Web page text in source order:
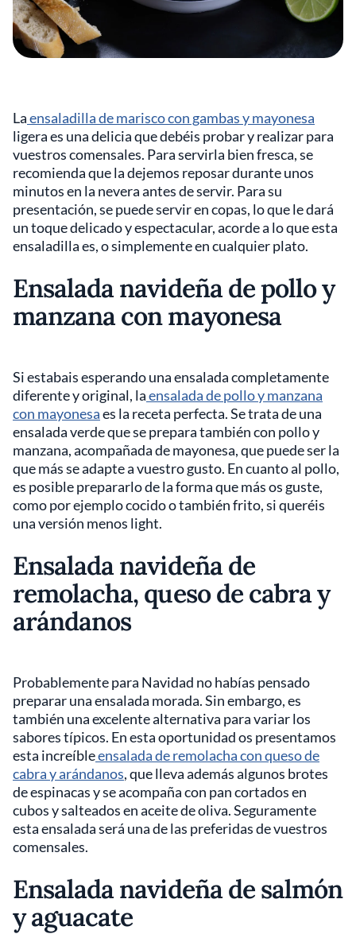
Laensaladilla de marisco con gambas y mayonesa
ligera es una delicia que debéis probar y realizar para
vuestros comensales. Para servirla bien fresca, se
recomienda que la dejemos reposar durante unos
minutos en la nevera antes de servir. Para su
presentación, se puede servir en copas, lo que le dará
un toque delicado y espectacular, acorde a lo que esta
ensaladilla es, o simplemente en cualquier plato.
Ensalada navideña de pollo y
manzana con mayonesa
Si estabais esperando una ensalada completamente
diferente y original, laensalada de pollo y manzana
con mayonesaes la receta perfecta. Se trata de una
ensalada verde que se prepara también con pollo y
manzana, acompañada de mayonesa, que puede ser la
que más se adapte a vuestro gusto. En cuanto al pollo,
es posible prepararlo de la forma que más os guste,
como por ejemplo cocido o también frito, si queréis
una versión menos light.
Ensalada navideña de
remolacha, queso de cabra y
arándanos
Probablemente para Navidad no habías pensado
preparar una ensalada morada. Sin embargo, es
también una excelente alternativa para variar los
sabores típicos. En esta oportunidad os presentamos
esta increíbleensalada de remolacha con queso de
cabra y arándanos, que lleva además algunos brotes
de espinacas y se acompaña con pan cortados en
cubos y salteados en aceite de oliva. Seguramente
esta ensalada será una de las preferidas de vuestros
comensales.
Ensalada navideña de salmón
y aguacate